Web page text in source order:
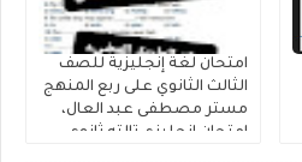
امتحان لغة إنجليزية للصف
الثالث الثانوي على ربع المنهج
مستر مصطفى عبد العال،
إمتحان إنجليزي تالته ثانوي